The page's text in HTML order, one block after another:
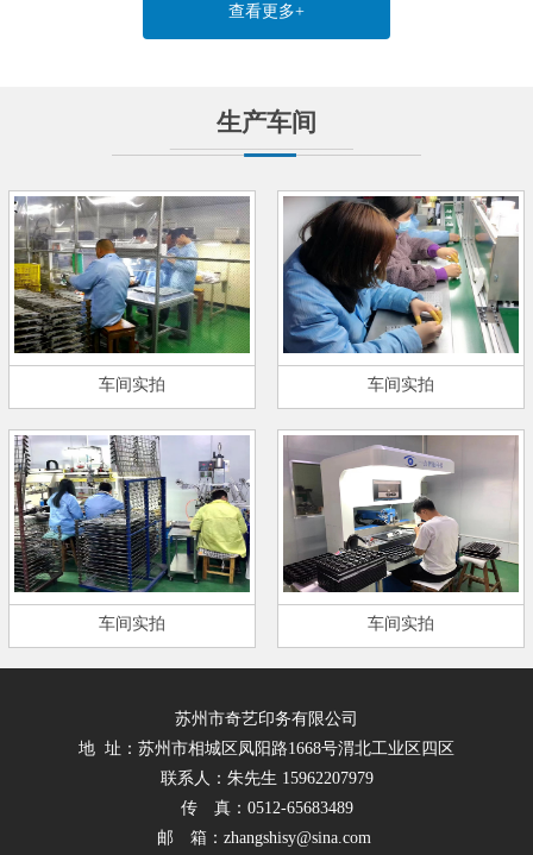
查看更多+
生产车间
车间实拍 车间实拍
车间实拍 车间实拍
苏州市奇艺印务有限公司
地 址：苏州市相城区凤阳路1668号渭北工业区四区
联系人：朱先生 15962207979
传 真：0512-65683489
邮 箱：zhangshisy@sina.com